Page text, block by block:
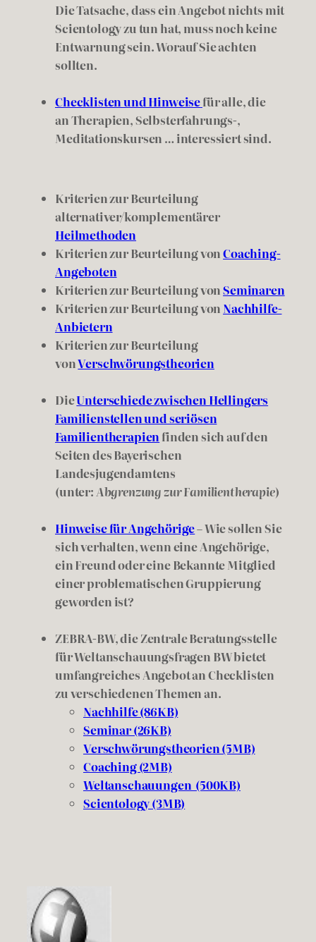
Die Tatsache, dass ein Angebot nichts mit
Scientology zu tun hat, muss noch keine
Entwarnung sein. Worauf Sie achten
sollten.
Checklisten und Hinweisefür alle, die
an Therapien, Selbsterfahrungs-,
Meditationskursen … interessiert sind.
Kriterien zur Beurteilung
alternativer/komplementärer
Heilmethoden
Kriterien zur Beurteilung vonCoaching-
Angeboten
Kriterien zur Beurteilung vonSeminaren
Kriterien zur Beurteilung von Nachhilfe-
Anbietern
Kriterien zur Beurteilung
vonVerschwörungstheorien
DieUnterschiede zwischen Hellingers
Familienstellen und seriösen
Familientherapien finden sich auf den
Seiten des Bayerischen
Landesjugendamtens
(unter:Abgrenzung zur Familientherapie)
Hinweise für Angehörige– Wie sollen Sie
sich verhalten, wenn eine Angehörige,
ein Freund oder eine Bekannte Mitglied
einer problematischen Gruppierung
geworden ist?
ZEBRA-BW, die Zentrale Beratungsstelle
für Weltanschauungsfragen BW bietet
umfangreiches Angebot an Checklisten
zu verschiedenen Themen an.
Nachhilfe (86KB)
Seminar (26KB)
Verschwörungstheorien (5MB)
Coaching (2MB)
Weltanschauungen (500KB)
Scientology (3MB)